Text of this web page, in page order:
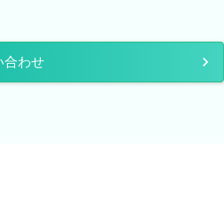
合わせ